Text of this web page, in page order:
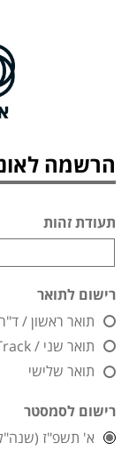
הרשמה
תעודת זהות
רישום לתואר
תואר ראשון /
תואר שני / Master Track / לימודי תעודה
תואר שלישי
רישום לסמסטר
א' תשפ"ז (שנה"ל 2026/